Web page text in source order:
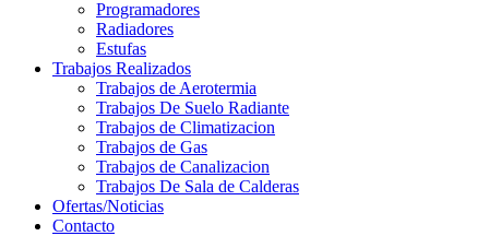
Programadores
Radiadores
Estufas
Trabajos Realizados
Trabajos de Aerotermia
Trabajos De Suelo Radiante
Trabajos de Climatizacion
Trabajos de Gas
Trabajos de Canalizacion
Trabajos De Sala de Calderas
Ofertas/Noticias
Contacto